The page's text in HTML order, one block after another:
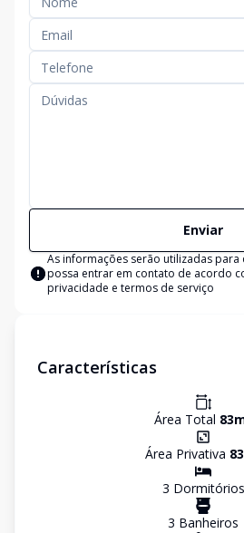
Enviar
As informações serão utilizadas para
possa entrar em contato de acordo
privacidade e termos de serviço
Características
Área Total 83
Área Privativa 83
3 Dormitórios
3 Banheiros